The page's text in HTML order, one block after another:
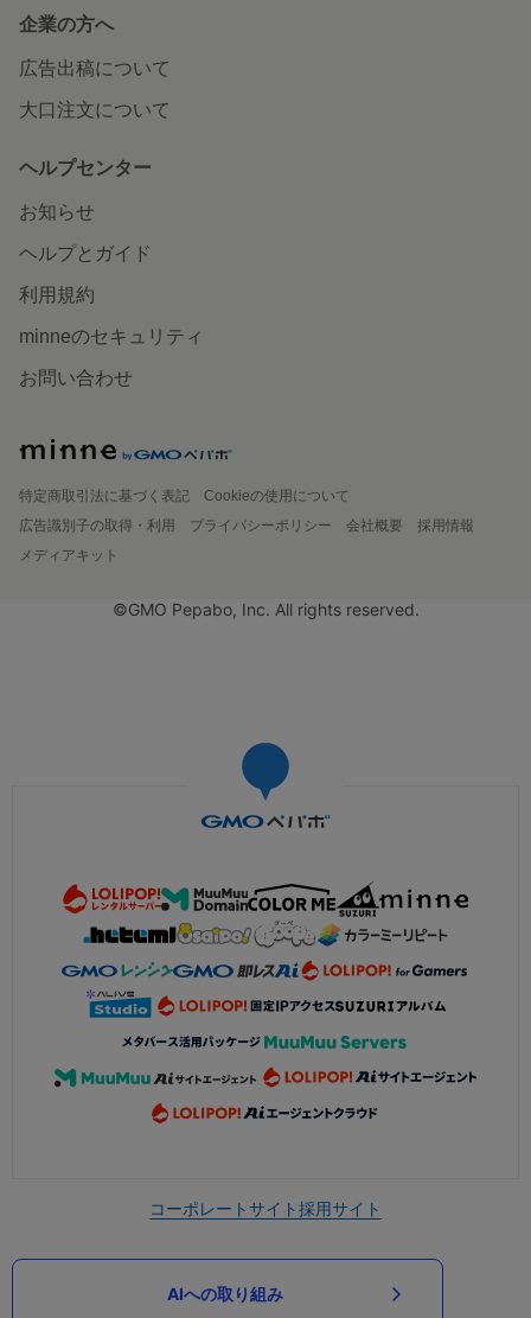
企業の方へ
広告出稿について
大口注文について
ヘルプセンター
お知らせ
ヘルプとガイド
利用規約
minneのセキュリティ
お問い合わせ
特定商取引法に基づく表記
Cookieの使用について
広告識別子の取得・利用
プライバシーポリシー 会社概要
採用情報
メディアキット
©GMO Pepabo, Inc. All rights reserved.
コーポレートサイト採用サイト
AIへの取り組み